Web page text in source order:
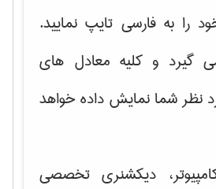
را به فارسی تایپ نمایید.
گیرد و کلیه معادل های
نظر شما نمایش داده خواهد
دیکشنری تخصصی